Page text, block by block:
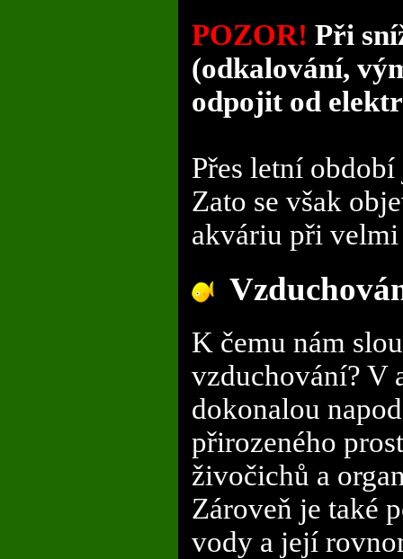
POZOR! Při
(odkalování,
odpojit od
Přes letní
Zato se však
akváriu při
K čemu nám
vzduchování? V
dokonalou
přirozeného
živočichů a
Zároveň je také
vody a její